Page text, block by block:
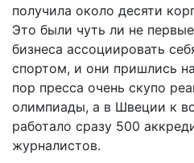
получила около десяти
Это были чуть ли не
бизнеса ассоциировать
спортом, и они пришлись
пор пресса очень скупо
олимпиады, а в Швеции к
работало сразу 500
журналистов.